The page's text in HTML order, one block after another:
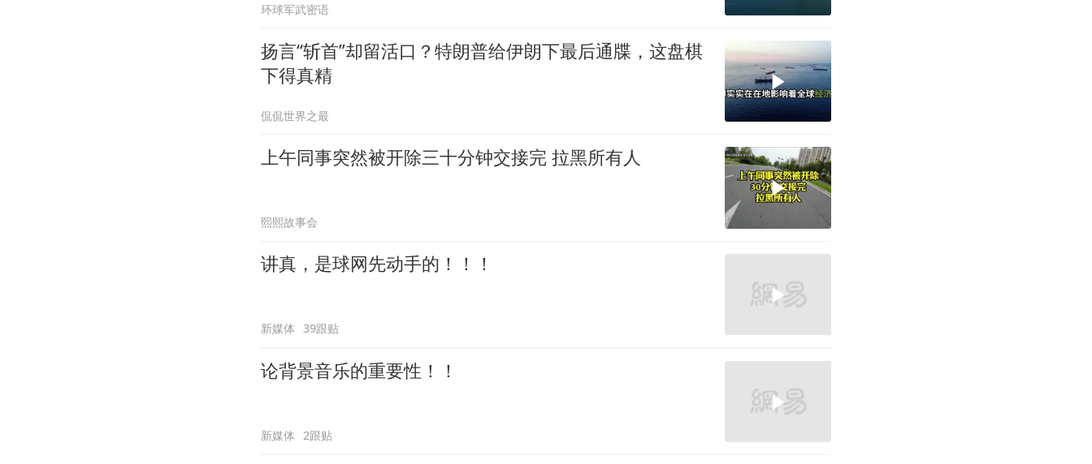
环球军武密语
扬言“斩首”却留活口？特朗普给伊朗下最后通牒，这盘棋
下得真精
侃侃世界之最
上午同事突然被开除三十分钟交接完 拉黑所有人
熙熙故事会
讲真，是球网先动手的！！！
新媒体 39跟贴
论背景音乐的重要性！！
新媒体 2跟贴